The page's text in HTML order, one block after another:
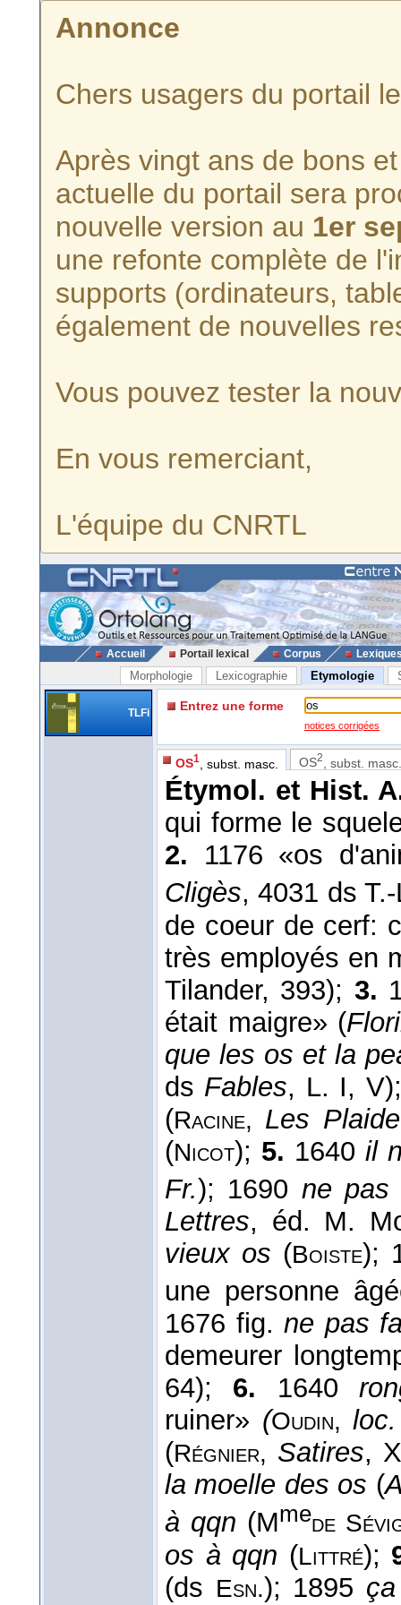
Annonce
Chers usagers du portail
Après vingt ans de bons
actuelle du portail sera
nouvelle version au 1er
une refonte complète de
supports (ordinateurs,
également de nouvelles
Vous pouvez tester la
En vous remerciant,
L'équipe du CNRTL
Accueil Portail lexical Corpus
Morphologie Lexicographie Etymologie
TLFi Entrez une forme
notices corrigées
OS1 , subst. masc. OS2 , subst.
Étymol. et Hist.
qui forme le
2. 1176 «os
Cligès, 4031 ds
de coeur de cerf:
très employés en
Tilander, 393); 3.
était maigre» (
que les os et la
ds Fables, L. I,
(Racine, Les
(Nicot); 5. 1640 il
Fr.); 1690 ne pas
Lettres, éd. M.
vieux os (Boiste);
une personne
1676 fig. ne pas
demeurer
64); 6. 1640
ruiner» (Oudin,
(Régnier, Satires,
la moelle des os (
à qqn (Mmede
os à qqn (Littré);
(ds Esn.); 1895